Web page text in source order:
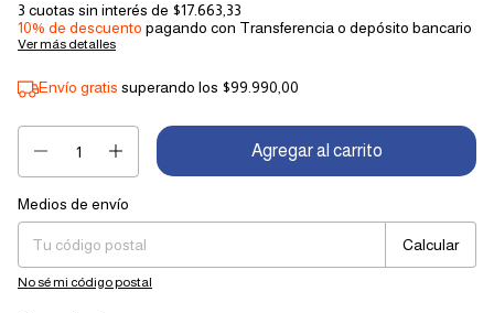
3 cuotas sin interés de $17.663,33
10% de descuento pagando con Transferencia o depósito bancario
Ver más detalles
Envío gratis superando los $99.990,00
Entregas para el CP:
Medios de envío
Calcular
No sé mi código postal